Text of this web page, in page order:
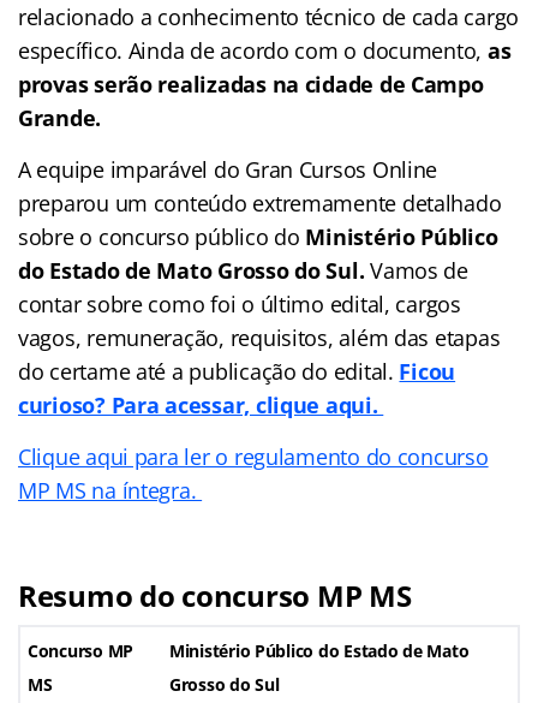
relacionado a conhecimento técnico de cada cargo
específico. Ainda de acordo com o documento, as
provas serão realizadas na cidade de Campo
Grande.
A equipe imparável do Gran Cursos Online
preparou um conteúdo extremamente detalhado
sobre o concurso público do Ministério Público
do Estado de Mato Grosso do Sul.Vamos de
contar sobre como foi o último edital, cargos
vagos, remuneração, requisitos, além das etapas
do certame até a publicação do edital. Ficou
curioso? Para acessar, clique aqui.
Clique aqui para ler o regulamento do concurso
MP MS na íntegra.
Resumo do concurso MP MS
Concurso MP
MS
Ministério Público do Estado de Mato
Grosso do Sul